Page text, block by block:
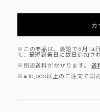
カ
※この商品は、最短で8月14
て、最短到着日に数日追加さ
※別途送料がかかります。
送
※¥10,000以上のご注文で国